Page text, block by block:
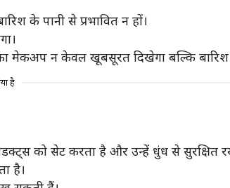
के पानी से प्रभावित न हों।
न केवल खूबसूरत दिखेगा बल्कि बारिश के
है
को सेट करता है और उन्हें धुंध से सुरक्षित
है।